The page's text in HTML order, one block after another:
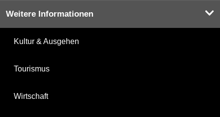
Weitere Informationen
Kultur & Ausgehen
Tourismus
Wirtschaft